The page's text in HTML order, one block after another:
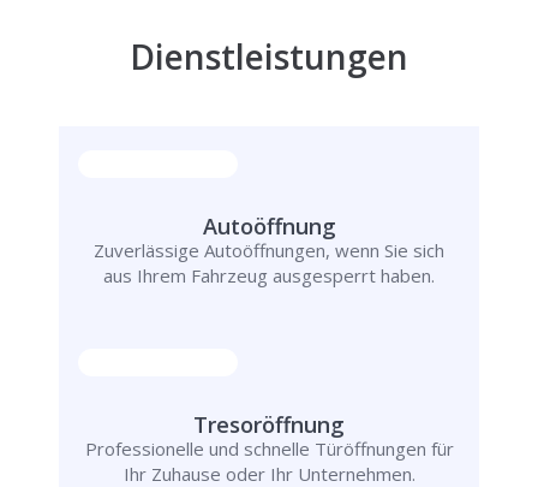
Dienstleistungen
Autoöffnung
Zuverlässige Autoöffnungen, wenn Sie sich
aus Ihrem Fahrzeug ausgesperrt haben.
Tresoröffnung
Professionelle und schnelle Türöffnungen für
Ihr Zuhause oder Ihr Unternehmen.